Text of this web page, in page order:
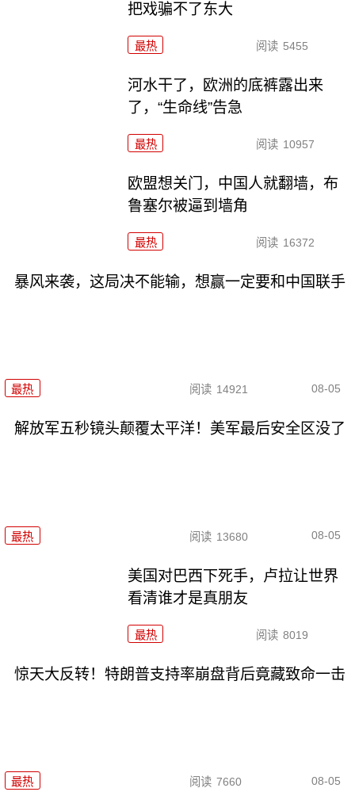
把戏骗不了东大
最热 阅读 5455
河水干了，欧洲的底裤露出来
了，“生命线”告急
最热 阅读 10957
欧盟想关门，中国人就翻墙，布
鲁塞尔被逼到墙角
最热 阅读 16372
暴风来袭，这局决不能输，想赢一定要和中国联手
最热 阅读 14921 08-05
解放军五秒镜头颠覆太平洋！美军最后安全区没了
最热 阅读 13680 08-05
美国对巴西下死手，卢拉让世界
看清谁才是真朋友
最热 阅读 8019
惊天大反转！特朗普支持率崩盘背后竟藏致命一击
最热 阅读 7660 08-05